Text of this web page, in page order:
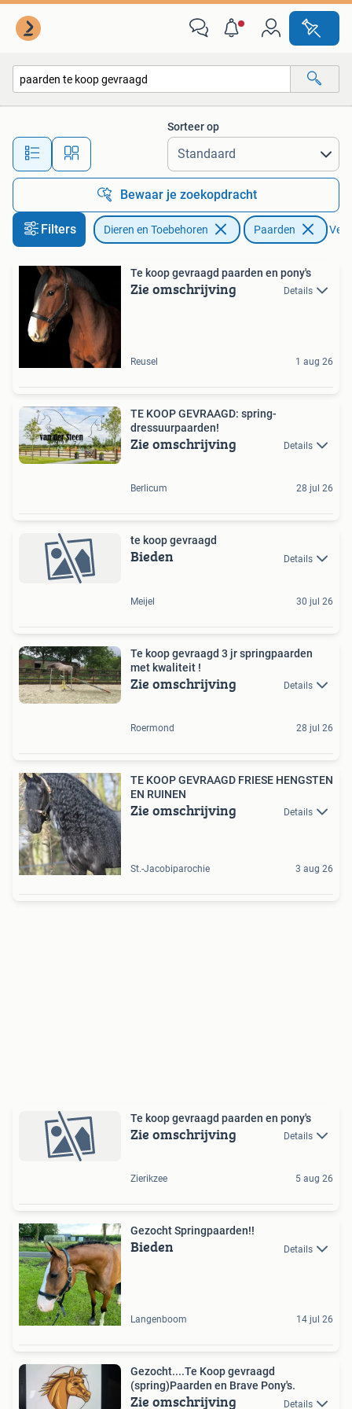
Alle afstanden…
Sorteer op
Bewaar je zoekopdracht
Filters Dieren en Toebehoren Paarden
Te koop gevraagd paarden en pony's
Zie omschrijving Details
Reusel 1 aug 26
TE KOOP GEVRAAGD: spring-
dressuurpaarden!
Zie omschrijving Details
Berlicum 28 jul 26
te koop gevraagd
Bieden Details
Meijel 30 jul 26
Te koop gevraagd 3 jr springpaarden
met kwaliteit !
Zie omschrijving Details
Roermond 28 jul 26
TE KOOP GEVRAAGD FRIESE HENGSTEN
EN RUINEN
Zie omschrijving Details
St.-Jacobiparochie 3 aug 26
Te koop gevraagd paarden en pony's
Zie omschrijving Details
Zierikzee 5 aug 26
Gezocht Springpaarden!!
Bieden Details
Langenboom 14 jul 26
Gezocht....Te Koop gevraagd
(spring)Paarden en Brave Pony's.
Zie omschrijving Details